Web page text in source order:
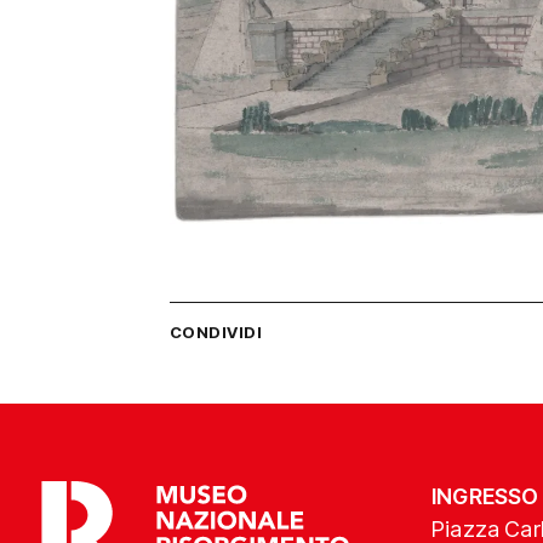
CONDIVIDI
INGRESSO
Piazza